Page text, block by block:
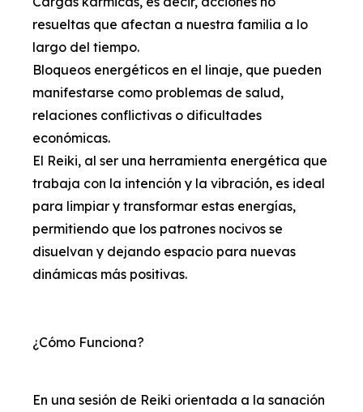
resueltas que afectan a nuestra familia a lo
largo del tiempo.
Bloqueos energéticos en el linaje, que pueden
manifestarse como problemas de salud,
relaciones conflictivas o dificultades
económicas.
El Reiki, al ser una herramienta energética que
trabaja con la intención y la vibración, es ideal
para limpiar y transformar estas energías,
permitiendo que los patrones nocivos se
disuelvan y dejando espacio para nuevas
dinámicas más positivas.
¿Cómo Funciona?
En una sesión de Reiki orientada a la sanación